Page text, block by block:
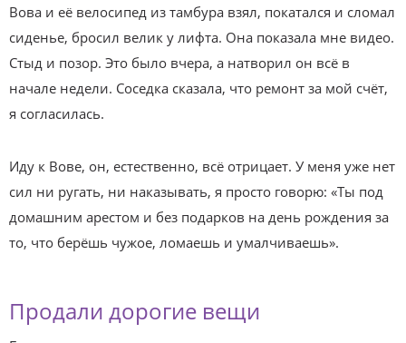
Вова и её велосипед из тамбура взял, покатался и сломал
сиденье, бросил велик у лифта. Она показала мне видео.
Стыд и позор. Это было вчера, а натворил он всё в
начале недели. Соседка сказала, что ремонт за мой счёт,
я согласилась.
Иду к Вове, он, естественно, всё отрицает. У меня уже нет
сил ни ругать, ни наказывать, я просто говорю: «Ты под
домашним арестом и без подарков на день рождения за
то, что берёшь чужое, ломаешь и умалчиваешь».
Продали дорогие вещи